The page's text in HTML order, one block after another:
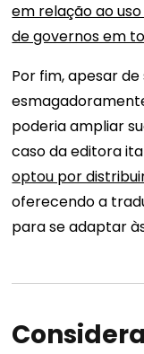
em relação ao
de governos em
Por fim, apesar
poderia ampliar
caso da editora
optou por
oferecendo a
para se adaptar